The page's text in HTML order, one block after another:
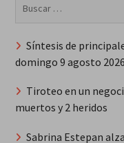
Síntesis de
domingo 9 agosto 2026
Tiroteo en un
muertos y 2 heridos
Sabrina Estepan